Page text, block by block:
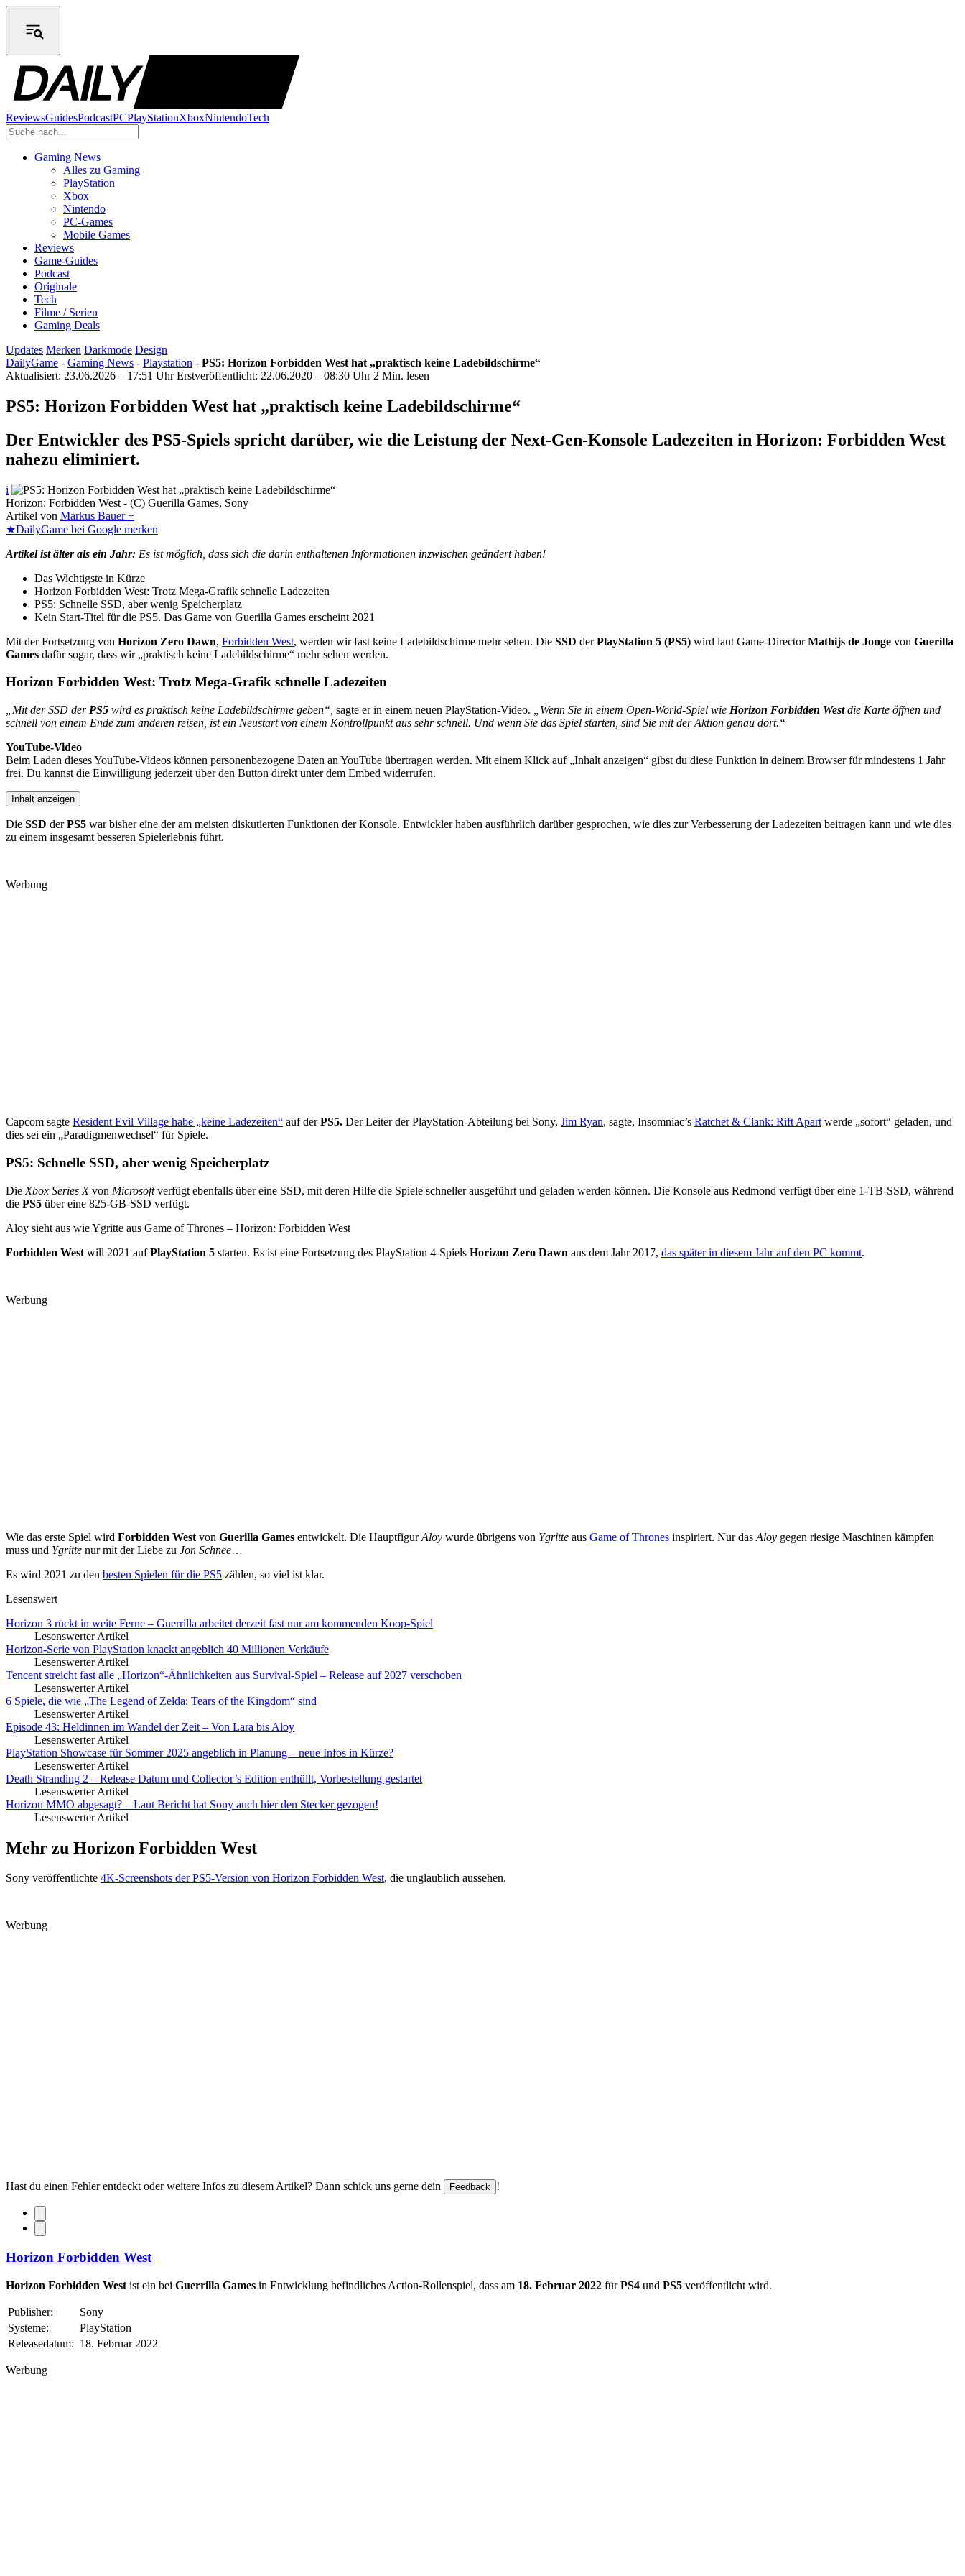
ReviewsGuidesPodcastPCPlayStationXboxNintendoTech
Gaming News
Alles zu Gaming
PlayStation
Xbox
Nintendo
PC-Games
Mobile Games
Reviews
Game-Guides
Podcast
Originale
Tech
Filme / Serien
Gaming Deals
Updates Merken Darkmode Design
DailyGame - Gaming News - Playstation - PS5: Horizon Forbidden West hat „praktisch keine Ladebildschirme“
Aktualisiert: 23.06.2026 – 17:51 Uhr Erstveröffentlicht: 22.06.2020 – 08:30 Uhr 2 Min. lesen
PS5: Horizon Forbidden West hat „praktisch keine Ladebildschirme“
Der Entwickler des PS5-Spiels spricht darüber, wie die Leistung der Next-Gen-Konsole Ladezeiten in Horizon: Forbidden West
nahezu eliminiert.
i
Horizon: Forbidden West - (C) Guerilla Games, Sony
Artikel von Markus Bauer +
★DailyGame bei Google merken
Artikel ist älter als ein Jahr: Es ist möglich, dass sich die darin enthaltenen Informationen inzwischen geändert haben!
Das Wichtigste in Kürze
Horizon Forbidden West: Trotz Mega-Grafik schnelle Ladezeiten
PS5: Schnelle SSD, aber wenig Speicherplatz
Kein Start-Titel für die PS5. Das Game von Guerilla Games erscheint 2021
Mit der Fortsetzung von Horizon Zero Dawn, Forbidden West, werden wir fast keine Ladebildschirme mehr sehen. Die SSD derPlayStation 5 (PS5) wird laut Game-DirectorMathijs de Jonge von Guerilla
Games dafür sogar, dass wir „praktisch keine Ladebildschirme“ mehr sehen werden.
Horizon Forbidden West: Trotz Mega-Grafik schnelle Ladezeiten
„Mit der SSD der PS5 wird es praktisch keine Ladebildschirme geben“, sagte er in einem neuen PlayStation-Video. „Wenn Sie in einem Open-World-Spiel wie Horizon Forbidden Westdie Karte öffnen und
schnell von einem Ende zum anderen reisen, ist ein Neustart von einem Kontrollpunkt aus sehr schnell. Und wenn Sie das Spiel starten, sind Sie mit der Aktion genau dort.“
YouTube-Video
Beim Laden dieses YouTube-Videos können personenbezogene Daten an YouTube übertragen werden. Mit einem Klick auf „Inhalt anzeigen“ gibst du diese Funktion in deinem Browser für mindestens 1 Jahr
frei. Du kannst die Einwilligung jederzeit über den Button direkt unter dem Embed widerrufen.
Inhalt anzeigen
Die SSD derPS5 war bisher eine der am meisten diskutierten Funktionen der Konsole. Entwickler haben ausführlich darüber gesprochen, wie dies zur Verbesserung der Ladezeiten beitragen kann und wie dies
zu einem insgesamt besseren Spielerlebnis führt.
Werbung
Capcom sagte Resident Evil Village habe „keine Ladezeiten“ auf derPS5. Der Leiter der PlayStation-Abteilung bei Sony, Jim Ryan, sagte, Insomniac’s Ratchet & Clank: Rift Apart werde „sofort“ geladen, und
dies sei ein „Paradigmenwechsel“ für Spiele.
PS5: Schnelle SSD, aber wenig Speicherplatz
Die Xbox Series Xvon Microsoftverfügt ebenfalls über eine SSD, mit deren Hilfe die Spiele schneller ausgeführt und geladen werden können. Die Konsole aus Redmond verfügt über eine 1-TB-SSD, während
die PS5 über eine 825-GB-SSD verfügt.
Aloy sieht aus wie Ygritte aus Game of Thrones – Horizon: Forbidden West
Forbidden West will 2021 aufPlayStation 5 starten. Es ist eine Fortsetzung des PlayStation 4-Spiels Horizon Zero Dawn aus dem Jahr 2017, das später in diesem Jahr auf den PC kommt.
Werbung
Wie das erste Spiel wird Forbidden West von Guerilla Games entwickelt. Die HauptfigurAloy wurde übrigens von Ygritte aus Game of Thrones inspiriert. Nur das Aloy gegen riesige Maschinen kämpfen
muss und Ygritte nur mit der Liebe zu Jon Schnee…
Es wird 2021 zu den besten Spielen für die PS5 zählen, so viel ist klar.
Lesenswert
Horizon 3 rückt in weite Ferne – Guerrilla arbeitet derzeit fast nur am kommenden Koop-Spiel
Lesenswerter Artikel
Horizon-Serie von PlayStation knackt angeblich 40 Millionen Verkäufe
Lesenswerter Artikel
Tencent streicht fast alle „Horizon“-Ähnlichkeiten aus Survival-Spiel – Release auf 2027 verschoben
Lesenswerter Artikel
6 Spiele, die wie „The Legend of Zelda: Tears of the Kingdom“ sind
Lesenswerter Artikel
Episode 43: Heldinnen im Wandel der Zeit – Von Lara bis Aloy
Lesenswerter Artikel
PlayStation Showcase für Sommer 2025 angeblich in Planung – neue Infos in Kürze?
Lesenswerter Artikel
Death Stranding 2 – Release Datum und Collector’s Edition enthüllt, Vorbestellung gestartet
Lesenswerter Artikel
Horizon MMO abgesagt? – Laut Bericht hat Sony auch hier den Stecker gezogen!
Lesenswerter Artikel
Mehr zu Horizon Forbidden West
Sony veröffentlichte 4K-Screenshots der PS5-Version von Horizon Forbidden West, die unglaublich aussehen.
Werbung
Hast du einen Fehler entdeckt oder weitere Infos zu diesem Artikel? Dann schick uns gerne dein Feedback !
Horizon Forbidden West
Horizon Forbidden West ist ein bei Guerrilla Games in Entwicklung befindliches Action-Rollenspiel, dass am 18. Februar 2022 fürPS4 und PS5 veröffentlicht wird.
Publisher:
Sony
Systeme:
PlayStation
Releasedatum: 18. Februar 2022
Werbung